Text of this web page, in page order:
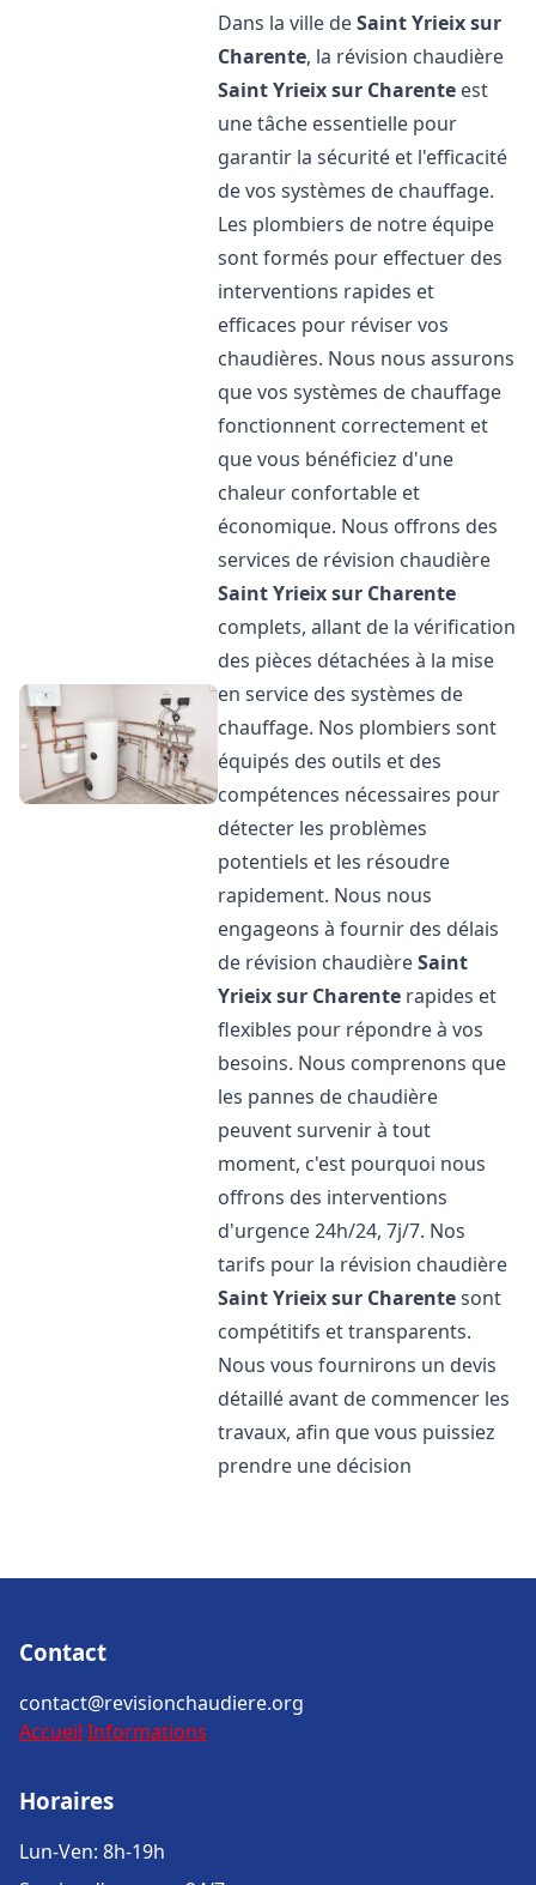
Dans la ville deSaint Yrieix sur
Charente, la révision chaudière
Saint Yrieix sur Charente est
une tâche essentielle pour
garantir la sécurité et l'efficacité
de vos systèmes de chauffage.
Les plombiers de notre équipe
sont formés pour effectuer des
interventions rapides et
efficaces pour réviser vos
chaudières. Nous nous assurons
que vos systèmes de chauffage
fonctionnent correctement et
que vous bénéficiez d'une
chaleur confortable et
économique. Nous offrons des
services de révision chaudière
Saint Yrieix sur Charente
complets, allant de la vérification
des pièces détachées à la mise
en service des systèmes de
chauffage. Nos plombiers sont
équipés des outils et des
compétences nécessaires pour
détecter les problèmes
potentiels et les résoudre
rapidement. Nous nous
engageons à fournir des délais
de révision chaudièreSaint
Yrieix sur Charente rapides et
flexibles pour répondre à vos
besoins. Nous comprenons que
les pannes de chaudière
peuvent survenir à tout
moment, c'est pourquoi nous
offrons des interventions
d'urgence 24h/24, 7j/7. Nos
tarifs pour la révision chaudière
Saint Yrieix sur Charentesont
compétitifs et transparents.
Nous vous fournirons un devis
détaillé avant de commencer les
travaux, afin que vous puissiez
prendre une décision
Contact
contact@revisionchaudiere.org
Accueil Informations
Horaires
Lun-Ven: 8h-19h